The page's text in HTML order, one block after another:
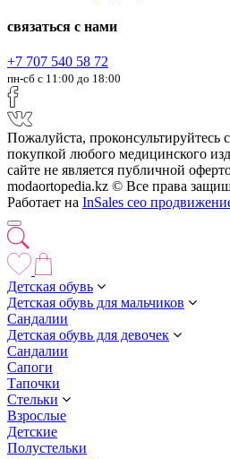
связаться с нами
+7 707 540 58 72
пн-сб с 11:00 до 18:00
Пожалуйста, проконсультируйтесь
покупкой любого медицинского
сайте не является публичной
modaortopedia.kz © Все права
Работает на InSales сео
Детская обувь
Детская обувь для мальчиков
Сандалии
Детская обувь для девочек
Сандалии
Сапоги
Тапочки
Стельки
Взрослые
Детские
Полустельки